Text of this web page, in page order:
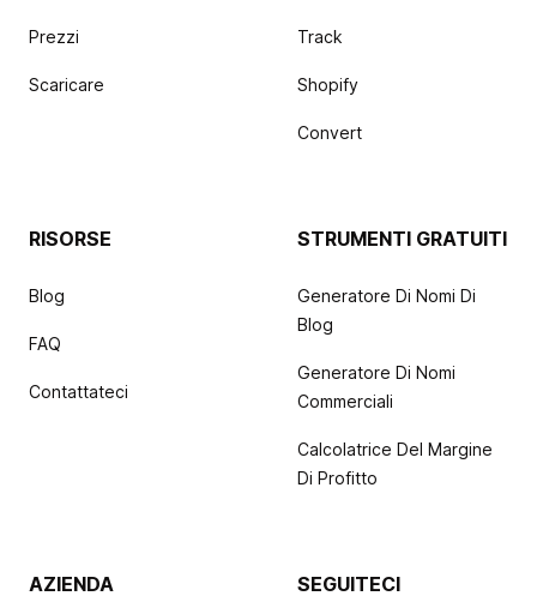
Prezzi
Scaricare
Track
Shopify
Convert
RISORSE
Blog
FAQ
Contattateci
STRUMENTI GRATUITI
Generatore Di Nomi Di
Blog
Generatore Di Nomi
Commerciali
Calcolatrice Del Margine
Di Profitto
AZIENDA SEGUITECI